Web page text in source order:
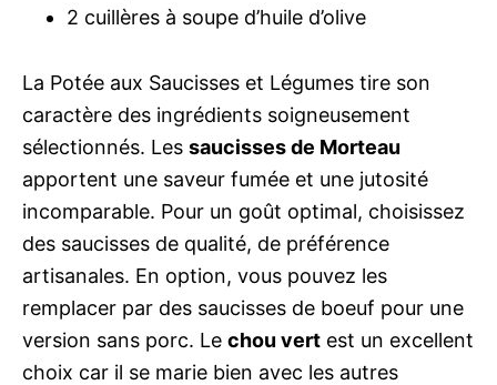
2 cuillères à soupe d’huile d’olive
La Potée aux Saucisses et Légumes tire son
caractère des ingrédients soigneusement
sélectionnés. Les saucisses de Morteau
apportent une saveur fumée et une jutosité
incomparable. Pour un goût optimal, choisissez
des saucisses de qualité, de préférence
artisanales. En option, vous pouvez les
remplacer par des saucisses de boeuf pour une
version sans porc. Le chou vert est un excellent
choix car il se marie bien avec les autres